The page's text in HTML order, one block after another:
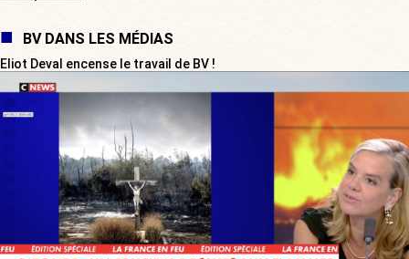
BV DANS LES MÉDIAS
Eliot Deval encense le travail de BV !